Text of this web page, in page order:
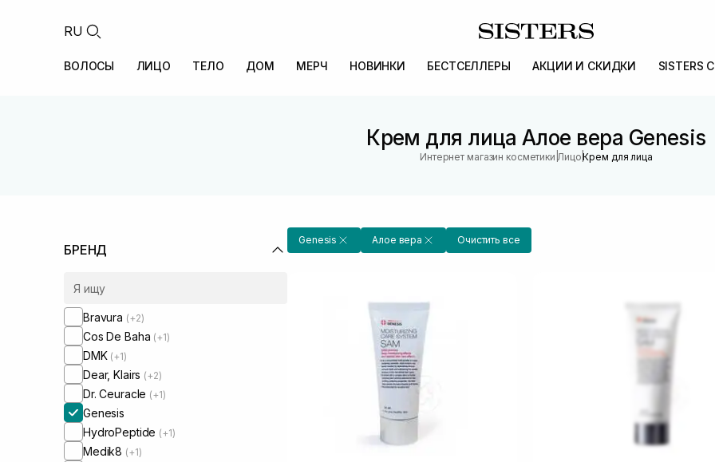
RU
ВОЛОСЫ ЛИЦО ТЕЛО ДОМ МЕРЧ НОВИНКИ БЕСТСЕЛЛЕРЫ АКЦИИ И СКИДКИ SISTERS
Крем для лица Алое вера Genesis
Интернет магазин косметики Лицо |Крем для лица
БРЕНД
Bravura (+2)
Cos De Baha (+1)
DMK (+1)
Dear, Klairs (+2)
Dr. Ceuracle (+1)
Genesis
HydroPeptide (+1)
Medik8 (+1)
Genesis Алое вера Очистить все